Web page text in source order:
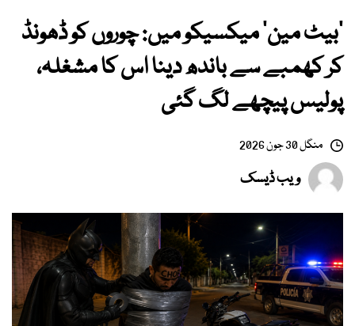
’بیٹ مین‘ میکسیکو میں: چوروں کو ڈھونڈ
کر کھمبے سے باندھ دینا اس کا مشغلہ،
پولیس پیچھے لگ گئی
منگل 30 جون 2026
ویب ڈیسک